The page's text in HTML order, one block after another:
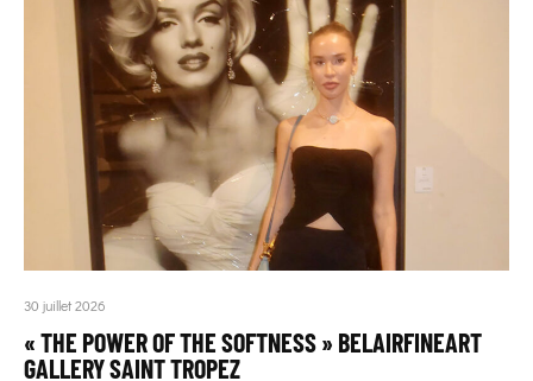
30 juillet 2026
« THE POWER OF THE SOFTNESS » BELAIRFINEART
GALLERY SAINT TROPEZ